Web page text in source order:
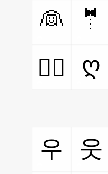
👰
🤵
❤️‍🔥
ღ
우 웃